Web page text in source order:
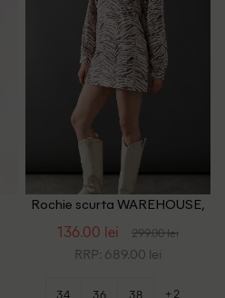
Rochie scurta WAREHOUSE,
136.00 lei 299.00 lei
RRP: 689.00 lei
34 36 38 +2